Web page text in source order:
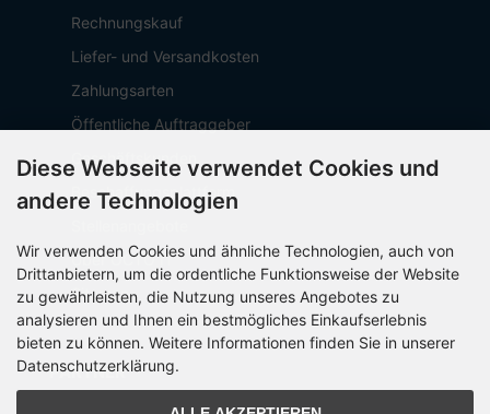
Rechnungskauf
Liefer- und Versandkosten
Zahlungsarten
Öffentliche Auftraggeber
Geschäftskunden
Beschaffungsplattform
Über OCTO IT
Sitemap
PARTNER
Diese Webseite verwendet Cookies und
andere Technologien
Wir verwenden Cookies und ähnliche Technologien, auch von
Drittanbietern, um die ordentliche Funktionsweise der Website
zu gewährleisten, die Nutzung unseres Angebotes zu
analysieren und Ihnen ein bestmögliches Einkaufserlebnis
bieten zu können. Weitere Informationen finden Sie in unserer
Datenschutzerklärung.